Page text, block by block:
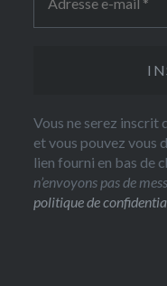
Vous ne serez inscrit
et vous pouvez vous
lien fourni en bas de
n’envoyons pas de
politique de